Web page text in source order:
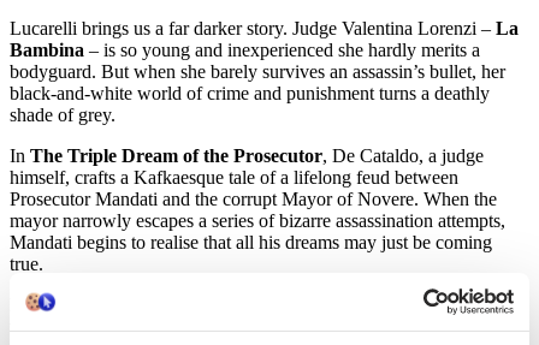
Lucarelli brings us a far darker story. Judge Valentina Lorenzi – La
Bambina – is so young and inexperienced she hardly merits a
bodyguard. But when she barely survives an assassin’s bullet, her
black-and-white world of crime and punishment turns a deathly
shade of grey.
In The Triple Dream of the Prosecutor, De Cataldo, a judge
himself, crafts a Kafkaesque tale of a lifelong feud between
Prosecutor Mandati and the corrupt Mayor of Novere. When the
mayor narrowly escapes a series of bizarre assassination attempts,
Mandati begins to realise that all his dreams may just be coming
true.
From Italy’s premiere crime authors, three novellas from every
tradition of crime writing.